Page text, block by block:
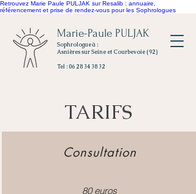
Retrouvez Marie Paule PULJAK sur Resalib : annuaire,
référencement et prise de rendez-vous pour les Sophrologues
Marie-Paule PULJAK
Sophrologue à :
Asnières sur Seine et Courbevoie (92)
Tel : 06 28 34 38 32
TARIFS
Consultation
80 euros